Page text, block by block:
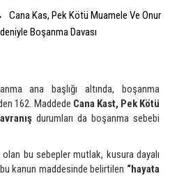
Cana Kas, Pek Kötü Muamele Ve Onur
Boşanma Davası
ana başlığı altında, boşanma
162. Maddede Cana Kast, Pek Kötü
durumları da boşanma sebebi
bu sebepler mutlak, kusura dayalı
kanun maddesinde belirtilen “hayata